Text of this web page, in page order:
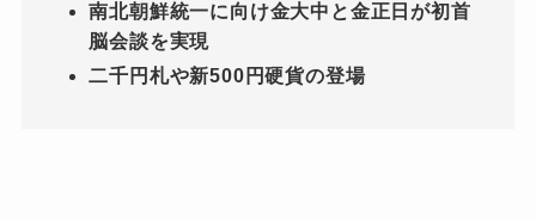
南北朝鮮統一に向け金大中と金正日が初首
脳会談を実現
二千円札や新500円硬貨の登場